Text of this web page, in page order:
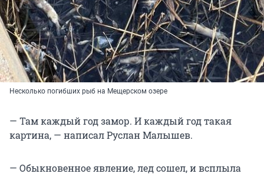
Несколько погибших рыб на Мещерском озере
— Там каждый год замор. И каждый год такая
картина, — написал Руслан Малышев.
— Обыкновенное явление, лед сошел, и всплыла